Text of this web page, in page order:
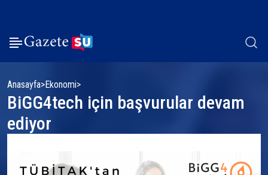
Anasayfa Ekonomi
BiGG4tech için başvurular devam
ediyor